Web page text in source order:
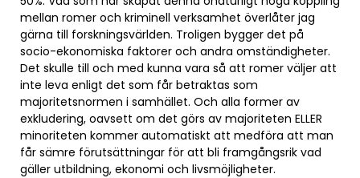
mellan romer och kriminell verksamhet överlåter jag
gärna till forskningsvärlden. Troligen bygger det på
socio-ekonomiska faktorer och andra omständigheter.
Det skulle till och med kunna vara så att romer väljer att
inte leva enligt det som får betraktas som
majoritetsnormen i samhället. Och alla former av
exkludering, oavsett om det görs av majoriteten ELLER
minoriteten kommer automatiskt att medföra att man
får sämre förutsättningar för att bli framgångsrik vad
gäller utbildning, ekonomi och livsmöjligheter.